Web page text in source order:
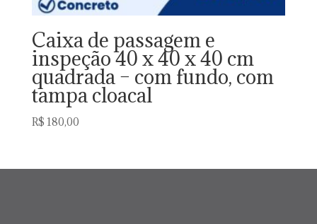
Caixa de passagem e
inspeção 40 x 40 x 40 cm
quadrada – com fundo, com
tampa cloacal
R$ 180,00